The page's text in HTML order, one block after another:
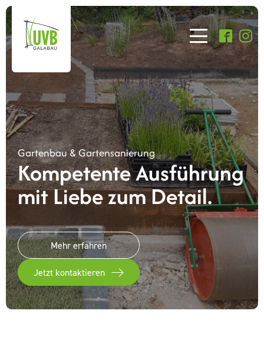
Gartenbau & Gartensanierung
Kompetente Ausführung
mit Liebe zum Detail.
Mehr erfahren
Jetzt kontaktieren